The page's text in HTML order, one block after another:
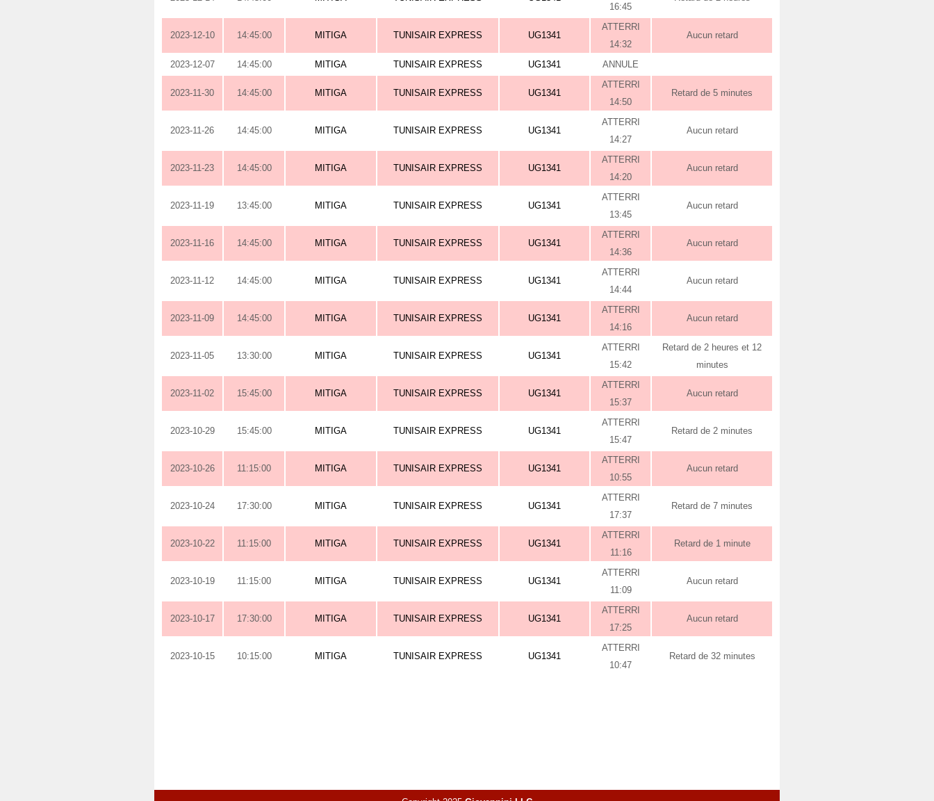
16:45
2023-12-10 14:45:00 MITIGA TUNISAIR EXPRESS UG1341
ATTERRI
14:32
Aucun retard
2023-12-07 14:45:00 MITIGA TUNISAIR EXPRESS UG1341 ANNULE
2023-11-30 14:45:00 MITIGA TUNISAIR EXPRESS UG1341
ATTERRI
14:50
Retard de 5 minutes
2023-11-26 14:45:00 MITIGA TUNISAIR EXPRESS UG1341
ATTERRI
14:27
Aucun retard
2023-11-23 14:45:00 MITIGA TUNISAIR EXPRESS UG1341
ATTERRI
14:20
Aucun retard
2023-11-19 13:45:00 MITIGA TUNISAIR EXPRESS UG1341
ATTERRI
13:45
Aucun retard
2023-11-16 14:45:00 MITIGA TUNISAIR EXPRESS UG1341
ATTERRI
14:36
Aucun retard
2023-11-12 14:45:00 MITIGA TUNISAIR EXPRESS UG1341
ATTERRI
14:44
Aucun retard
2023-11-09 14:45:00 MITIGA TUNISAIR EXPRESS UG1341
ATTERRI
14:16
Aucun retard
2023-11-05 13:30:00 MITIGA TUNISAIR EXPRESS UG1341
ATTERRI
15:42
Retard de 2 heures et 12
minutes
2023-11-02 15:45:00 MITIGA TUNISAIR EXPRESS UG1341
ATTERRI
15:37
Aucun retard
2023-10-29 15:45:00 MITIGA TUNISAIR EXPRESS UG1341
ATTERRI
15:47
Retard de 2 minutes
2023-10-26 11:15:00 MITIGA TUNISAIR EXPRESS UG1341
ATTERRI
10:55
Aucun retard
2023-10-24 17:30:00 MITIGA TUNISAIR EXPRESS UG1341
ATTERRI
17:37
Retard de 7 minutes
2023-10-22 11:15:00 MITIGA TUNISAIR EXPRESS UG1341
ATTERRI
11:16
Retard de 1 minute
2023-10-19 11:15:00 MITIGA TUNISAIR EXPRESS UG1341
ATTERRI
11:09
Aucun retard
2023-10-17 17:30:00 MITIGA TUNISAIR EXPRESS UG1341
ATTERRI
17:25
Aucun retard
2023-10-15 10:15:00 MITIGA TUNISAIR EXPRESS UG1341
ATTERRI
10:47
Retard de 32 minutes